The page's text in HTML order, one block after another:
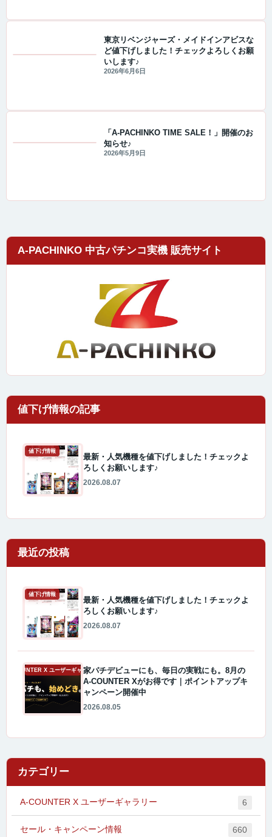
東京リベンジャーズ・メイドインアビスな
ど値下げしました！チェックよろしくお願
いします♪
2026年6月6日
「A-PACHINKO TIME SALE！」開催のお
知らせ♪
2026年5月9日
A-PACHINKO 中古パチンコ実機 販売サイト
値下げ情報
最新・人気機種を値下げしました！チェックよ
ろしくお願いします♪
2026.08.07
最近の投稿
値下げ情報
最新・人気機種を値下げしました！チェックよ
ろしくお願いします♪
2026.08.07
A-COUNTER X ユーザーギャラリー家パチデビューにも、毎日の実戦にも。8月の
A-COUNTER Xがお得です｜ポイントアップキ
ャンペーン開催中
2026.08.05
カテゴリー
A-COUNTER X ユーザーギャラリー 6
セール・キャンペーン情報 660